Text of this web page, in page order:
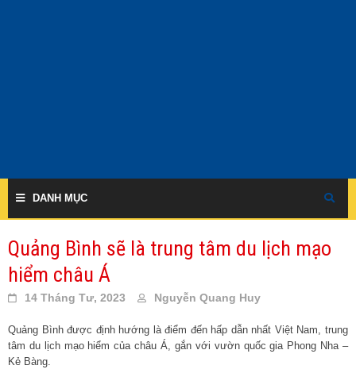
DANH MỤC
Quảng Bình sẽ là trung tâm du lịch mạo
hiểm châu Á
14 Tháng Tư, 2023 Nguyễn Quang Huy
Quảng Bình được định hướng là điểm đến hấp dẫn nhất Việt Nam, trung
tâm du lịch mạo hiểm của châu Á, gắn với vườn quốc gia Phong Nha –
Kẻ Bàng.